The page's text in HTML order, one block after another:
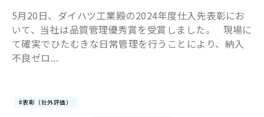
5月20日、ダイハツ工業殿の2024年度仕入先表彰にお
いて、当社は品質管理優秀賞を受賞しました。 現場に
て確実でひたむきな日常管理を行うことにより、納入
不良ゼロ...
#表彰（社外評価）